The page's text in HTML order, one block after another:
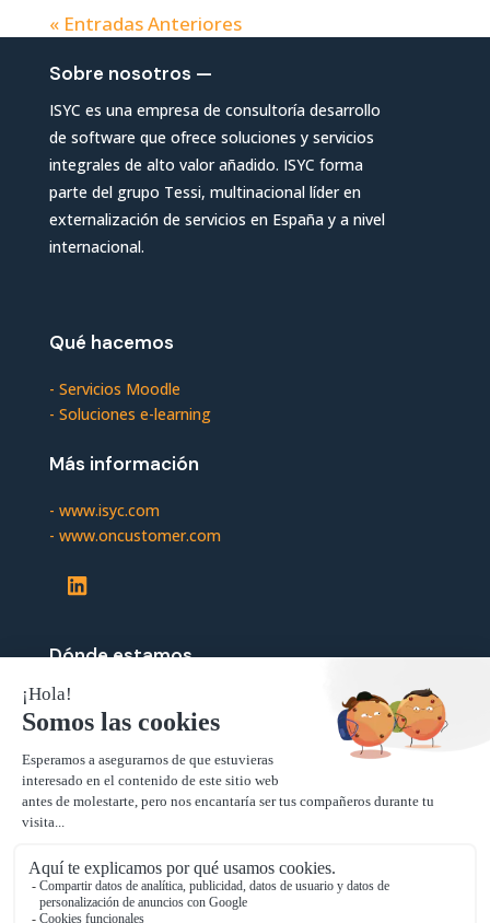
« Entradas Anteriores
Sobre nosotros —
ISYC es una empresa de consultoría desarrollo
de software que ofrece soluciones y servicios
integrales de alto valor añadido. ISYC forma
parte del grupo Tessi, multinacional líder en
externalización de servicios en España y a nivel
internacional.
Qué hacemos
- Servicios Moodle
- Soluciones e-learning
Más información
- www.isyc.com
- www.oncustomer.com
LinkedIn
Dónde estamos
-Madrid
Paseo de la Castellana 200,
-Zaragoza
Paseo María Agustín, 25-27-29 Oficina 1,
-Y también en Barcelona.